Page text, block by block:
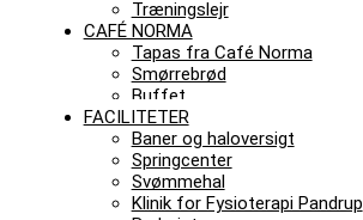
Træningslejr
CAFÉ NORMA
Tapas fra Café Norma
Smørrebrød
Buffet
FACILITETER
Baner og haloversigt
Springcenter
Svømmehal
Klinik for Fysioterapi Pandrup